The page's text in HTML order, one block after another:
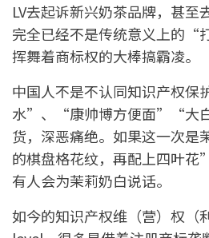
LV去起诉新兴奶茶品牌，甚至
完全已经不是传统意义上的“
挥舞着商标权的大棒搞霸凌。
中国人不是不认同知识产权
水”、“康帅博方便面”“大
货，深恶痛绝。如果这一次
的棋盘格花纹，再配上四叶
有人会为茉莉奶白说话。
如今的知识产权维（营）权（